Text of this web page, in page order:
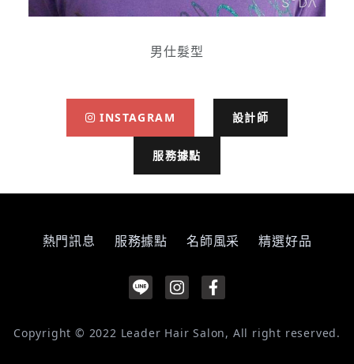
男仕髮型
INSTAGRAM 設計師
服務據點
熱門訊息 服務據點 名師風采 精選好品
Copyright © 2022 Leader Hair Salon, All right reserved.